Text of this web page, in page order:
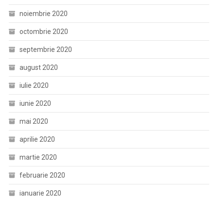
noiembrie 2020
octombrie 2020
septembrie 2020
august 2020
iulie 2020
iunie 2020
mai 2020
aprilie 2020
martie 2020
februarie 2020
ianuarie 2020